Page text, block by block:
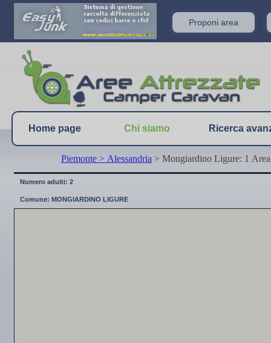
Home page Chi siamo Ricerca
Numero adulti: 2
Comune: MONGIARDINO LIGURE
Piemonte > Alessandria > Mongiardino Ligure: 1 Area
Proponi area